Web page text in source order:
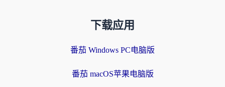
下载应用
番茄 Windows PC电脑版
番茄 macOS苹果电脑版